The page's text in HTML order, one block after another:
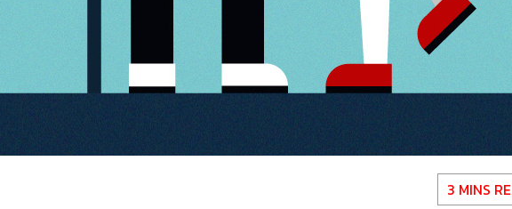
3 MINS